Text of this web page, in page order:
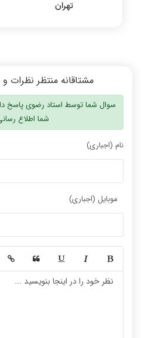
تهران
مشتاقانه منتظر نظرات
سوال شما توسط استاد رضوی پاسخ
شما اطلاع
نام (اجباری)
موبایل (اجباری)
-
-